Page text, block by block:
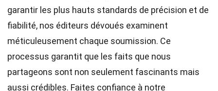
garantir les plus hauts standards de précision et de
fiabilité, nos éditeurs dévoués examinent
méticuleusement chaque soumission. Ce
processus garantit que les faits que nous
partageons sont non seulement fascinants mais
aussi crédibles. Faites confiance à notre